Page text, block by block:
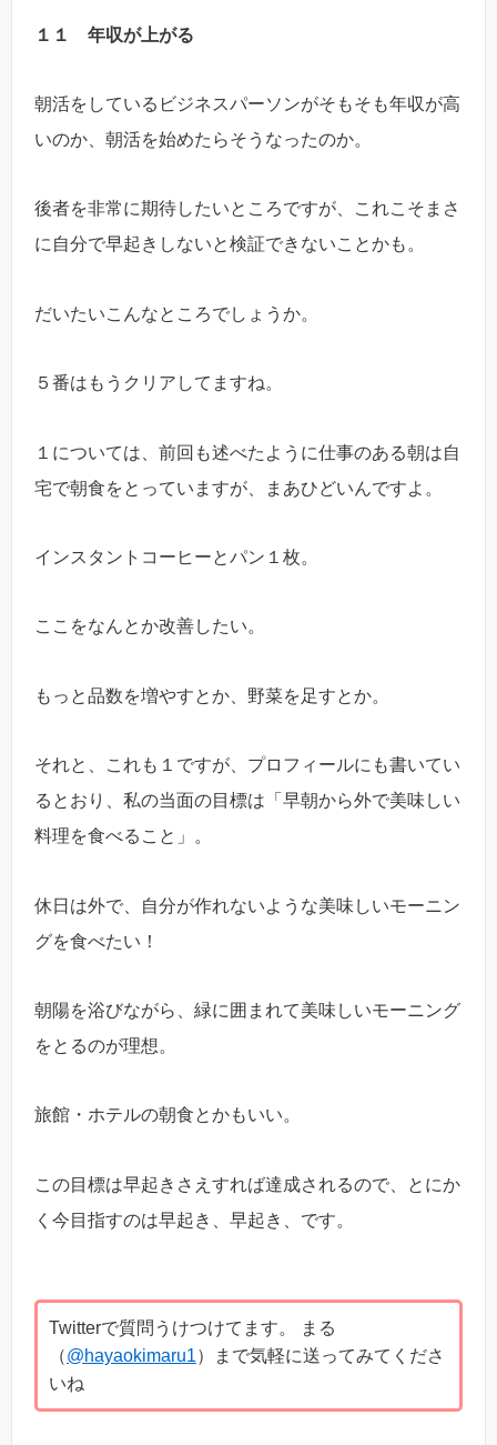
１１ 年収が上がる
朝活をしているビジネスパーソンがそもそも年収が高
いのか、朝活を始めたらそうなったのか。
後者を非常に期待したいところですが、これこそまさ
に自分で早起きしないと検証できないことかも。
だいたいこんなところでしょうか。
５番はもうクリアしてますね。
１については、前回も述べたように仕事のある朝は自
宅で朝食をとっていますが、まあひどいんですよ。
インスタントコーヒーとパン１枚。
ここをなんとか改善したい。
もっと品数を増やすとか、野菜を足すとか。
それと、これも１ですが、プロフィールにも書いてい
るとおり、私の当面の目標は「早朝から外で美味しい
料理を食べること」。
休日は外で、自分が作れないような美味しいモーニン
グを食べたい！
朝陽を浴びながら、緑に囲まれて美味しいモーニング
をとるのが理想。
旅館・ホテルの朝食とかもいい。
この目標は早起きさえすれば達成されるので、とにか
く今目指すのは早起き、早起き、です。
Twitterで質問うけつけてます。 まる
（@hayaokimaru1）まで気軽に送ってみてくださ
いね